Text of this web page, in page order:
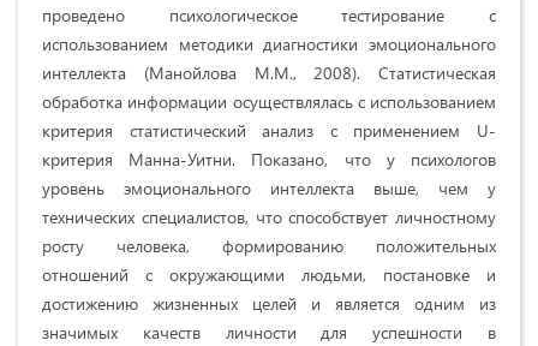
проведено психологическое тестирование с
использованием методики диагностики эмоционального
интеллекта (Манойлова М.М., 2008). Статистическая
обработка информации осуществлялась с использованием
критерия статистический анализ с применением U-
критерия Манна-Уитни. Показано, что у психологов
уровень эмоционального интеллекта выше, чем у
технических специалистов, что способствует личностному
росту человека, формированию положительных
отношений с окружающими людьми, постановке и
достижению жизненных целей и является одним из
значимых качеств личности для успешности в